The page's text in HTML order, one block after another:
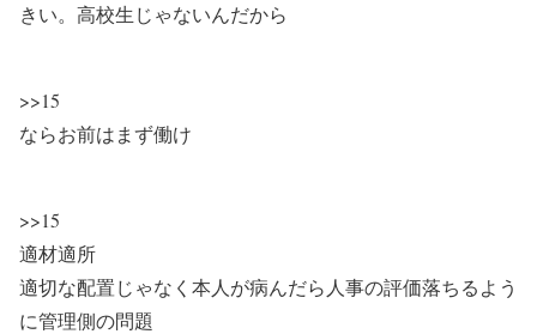
きい。高校生じゃないんだから
>>15
ならお前はまず働け
>>15
適材適所
適切な配置じゃなく本人が病んだら人事の評価落ちるよう
に管理側の問題